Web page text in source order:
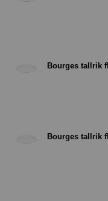
Bourges tallrik
Bourges tallrik